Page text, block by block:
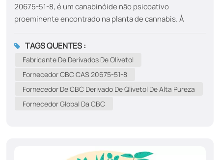
20675-51-8, é um canabinóide não psicoativo
proeminente encontrado na planta de cannabis. À
estar naturais e holísticas, o CBC tem ganhado
destaque devido aos seus potenciais benefícios
canabicromeno (CBC)?Propriedades anti-
inflamatórias:O CBC é conhecido por sua capacidade de
reduzir a inflamação, tornando-o um potencial
efeitos psicoativos.Efeitos neuroprotetores:Estudos
TAGS QUENTES :
Fabricante De Derivados De Olivetol
Fornecedor CBC CAS 20675-51-8
Fornecedor De CBC Derivado De Qlivetol De Alta Pureza
Fornecedor Global Da CBC